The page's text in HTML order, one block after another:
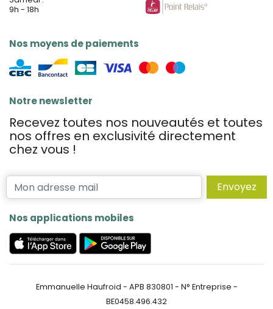
9h - 18h
Nos moyens de paiements
Notre newsletter
Recevez toutes nos nouveautés et toutes
nos offres en exclusivité directement
chez vous !
Envoyez
Nos applications mobiles
Emmanuelle Haufroid - APB 830801 - N° Entreprise -
BE0458.496.432